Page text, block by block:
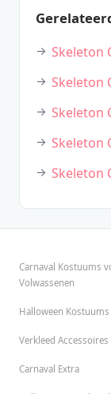
Skeleton
Skeleton
Skeleton
Skeleton
Skeleton
Carnaval Kostuums
Volwassenen
Halloween
Verkleed
Carnaval Extra